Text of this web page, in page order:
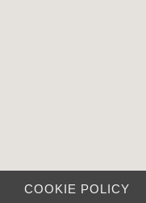
COOKIE POLICY